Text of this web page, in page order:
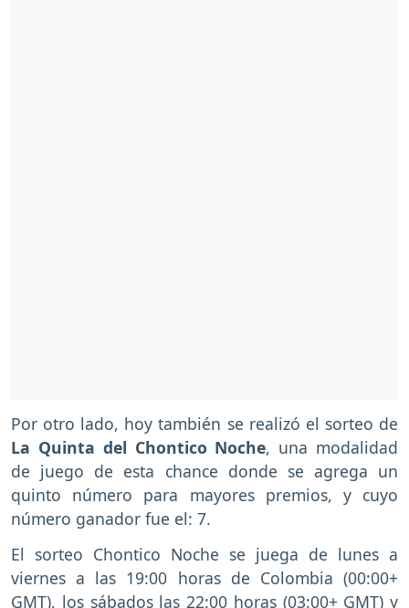
Por otro lado, hoy también se realizó el sorteo de
La Quinta del Chontico Noche, una modalidad
de juego de esta chance donde se agrega un
quinto número para mayores premios, y cuyo
número ganador fue el: 7.
El sorteo Chontico Noche se juega de lunes a
viernes a las 19:00 horas de Colombia (00:00+
GMT), los sábados las 22:00 horas (03:00+ GMT) y